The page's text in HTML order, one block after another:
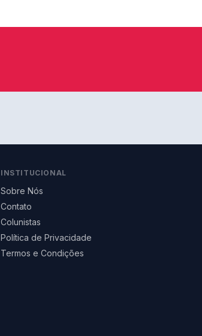
INSTITUCIONAL
Sobre Nós
Contato
Colunistas
Política de Privacidade
Termos e Condições